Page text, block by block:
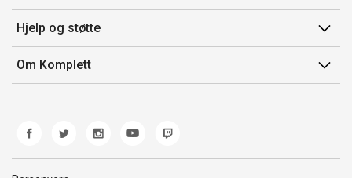
Ordreoversikt
Flex
Komplett Club
Salgsbetingelser
Medlemsvilkår for Komplett Club
Merker/produsent
Hjelp og støtte
Kontakt oss
Kundeservice
Retur
Reklamasjon og garanti
Om Komplett